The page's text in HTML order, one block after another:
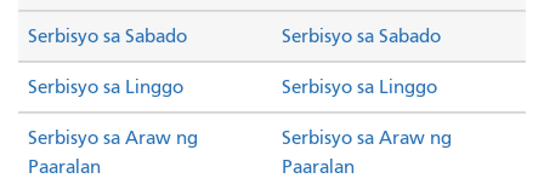
Serbisyo sa Sabado Serbisyo sa Sabado
Serbisyo sa Linggo Serbisyo sa Linggo
Serbisyo sa Araw ng
Paaralan
Serbisyo sa Araw ng
Paaralan